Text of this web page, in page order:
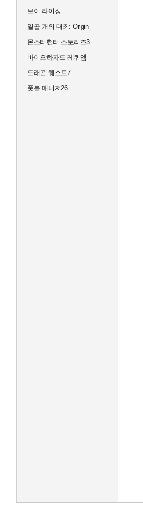
브이 라이징
일곱 개의 대죄: Origin
몬스터헌터 스토리즈3
바이오하자드 레퀴엠
드래곤 퀘스트7
풋볼 매니저26